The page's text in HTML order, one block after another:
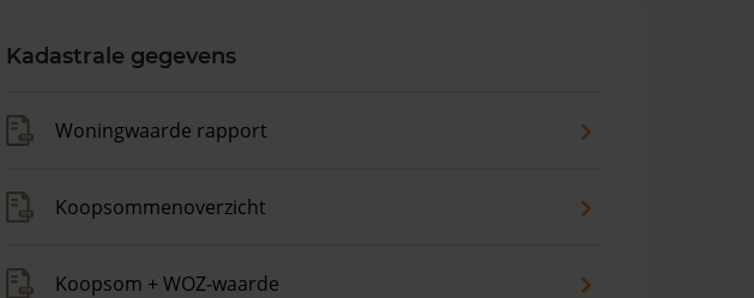
Kadastrale gegevens
Woningwaarde rapport
Koopsommenoverzicht
Koopsom + WOZ-waarde